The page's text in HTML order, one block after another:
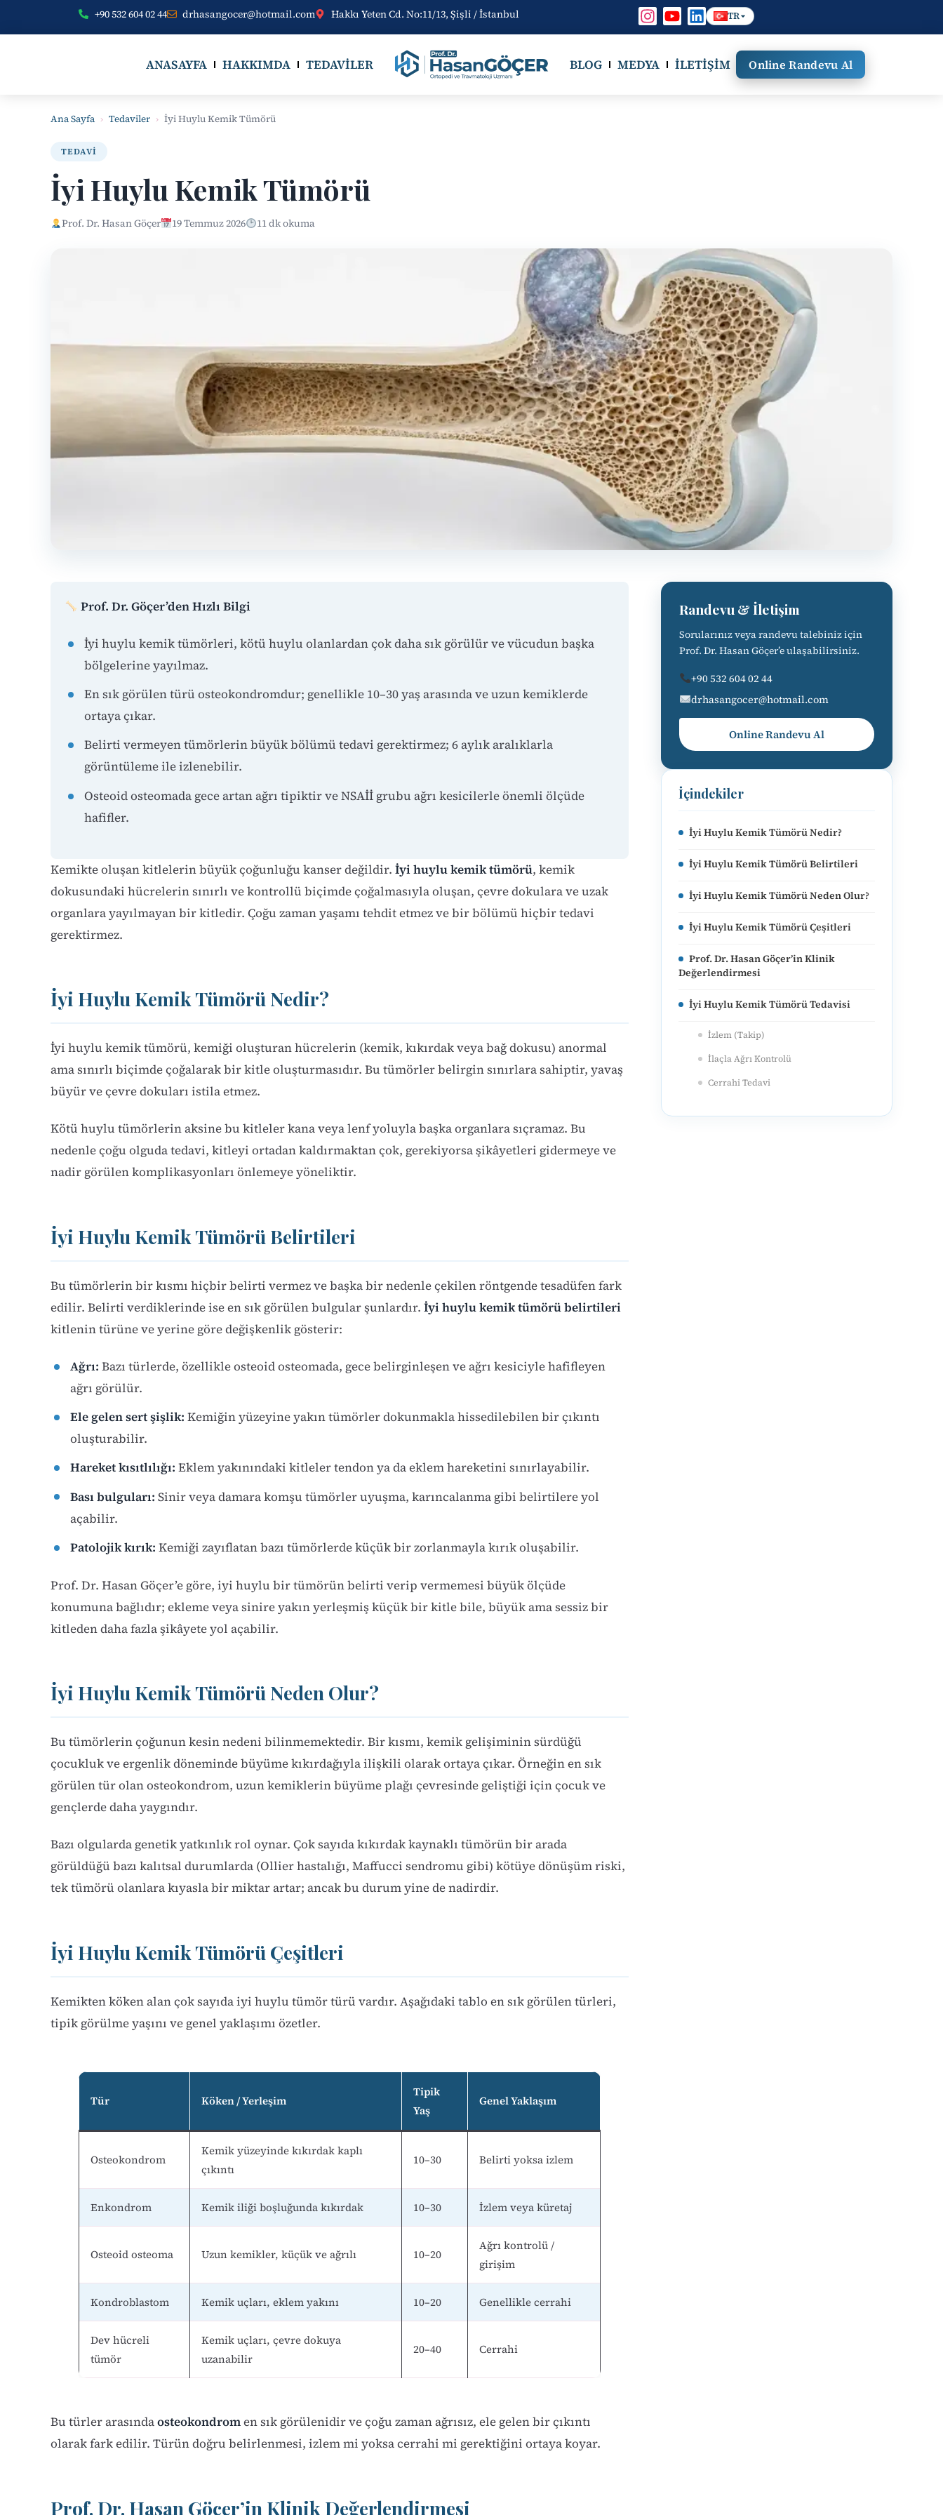
+90 532 604 02 44 drhasangocer@hotmail.com Hakkı Yeten Cd. No:11/13, Şişli / İstanbul TR
ANASAYFA HAKKIMDA TEDAVILER BLOG MEDYA İLETIŞIM Online Randevu Al
Ana Sayfa › Tedaviler › İyi Huylu Kemik Tümörü
TEDAVI
İyi Huylu Kemik Tümörü
Prof. Dr. Hasan Göçer 19 Temmuz 2026 11 dk okuma
Prof. Dr. Göçer’den Hızlı Bilgi
İyi huylu kemik tümörleri, kötü huylu olanlardan çok daha sık görülür ve vücudun başka
bölgelerine yayılmaz.
En sık görülen türü osteokondromdur; genellikle 10–30 yaş arasında ve uzun kemiklerde
ortaya çıkar.
Belirti vermeyen tümörlerin büyük bölümü tedavi gerektirmez; 6 aylık aralıklarla
görüntüleme ile izlenebilir.
Osteoid osteomada gece artan ağrı tipiktir ve NSAİİ grubu ağrı kesicilerle önemli ölçüde
hafifler.
Kemikte oluşan kitlelerin büyük çoğunluğu kanser değildir. İyi huylu kemik tümörü, kemik
dokusundaki hücrelerin sınırlı ve kontrollü biçimde çoğalmasıyla oluşan, çevre dokulara ve uzak
organlara yayılmayan bir kitledir. Çoğu zaman yaşamı tehdit etmez ve bir bölümü hiçbir tedavi
gerektirmez.
İyi Huylu Kemik Tümörü Nedir?
İyi huylu kemik tümörü, kemiği oluşturan hücrelerin (kemik, kıkırdak veya bağ dokusu) anormal
ama sınırlı biçimde çoğalarak bir kitle oluşturmasıdır. Bu tümörler belirgin sınırlara sahiptir, yavaş
büyür ve çevre dokuları istila etmez.
Kötü huylu tümörlerin aksine bu kitleler kana veya lenf yoluyla başka organlara sıçramaz. Bu
nedenle çoğu olguda tedavi, kitleyi ortadan kaldırmaktan çok, gerekiyorsa şikâyetleri gidermeye ve
nadir görülen komplikasyonları önlemeye yöneliktir.
İyi Huylu Kemik Tümörü Belirtileri
Bu tümörlerin bir kısmı hiçbir belirti vermez ve başka bir nedenle çekilen röntgende tesadüfen fark
edilir. Belirti verdiklerinde ise en sık görülen bulgular şunlardır. İyi huylu kemik tümörü belirtileri
kitlenin türüne ve yerine göre değişkenlik gösterir:
Ağrı: Bazı türlerde, özellikle osteoid osteomada, gece belirginleşen ve ağrı kesiciyle hafifleyen
ağrı görülür.
Ele gelen sert şişlik: Kemiğin yüzeyine yakın tümörler dokunmakla hissedilebilen bir çıkıntı
oluşturabilir.
Hareket kısıtlılığı: Eklem yakınındaki kitleler tendon ya da eklem hareketini sınırlayabilir.
Bası bulguları: Sinir veya damara komşu tümörler uyuşma, karıncalanma gibi belirtilere yol
açabilir.
Patolojik kırık: Kemiği zayıflatan bazı tümörlerde küçük bir zorlanmayla kırık oluşabilir.
Prof. Dr. Hasan Göçer’e göre, iyi huylu bir tümörün belirti verip vermemesi büyük ölçüde
konumuna bağlıdır; ekleme veya sinire yakın yerleşmiş küçük bir kitle bile, büyük ama sessiz bir
kitleden daha fazla şikâyete yol açabilir.
İyi Huylu Kemik Tümörü Neden Olur?
Bu tümörlerin çoğunun kesin nedeni bilinmemektedir. Bir kısmı, kemik gelişiminin sürdüğü
çocukluk ve ergenlik döneminde büyüme kıkırdağıyla ilişkili olarak ortaya çıkar. Örneğin en sık
görülen tür olan osteokondrom, uzun kemiklerin büyüme plağı çevresinde geliştiği için çocuk ve
gençlerde daha yaygındır.
Bazı olgularda genetik yatkınlık rol oynar. Çok sayıda kıkırdak kaynaklı tümörün bir arada
görüldüğü bazı kalıtsal durumlarda (Ollier hastalığı, Maffucci sendromu gibi) kötüye dönüşüm riski,
tek tümörü olanlara kıyasla bir miktar artar; ancak bu durum yine de nadirdir.
İyi Huylu Kemik Tümörü Çeşitleri
Kemikten köken alan çok sayıda iyi huylu tümör türü vardır. Aşağıdaki tablo en sık görülen türleri,
tipik görülme yaşını ve genel yaklaşımı özetler.
Tür Köken / Yerleşim
Tipik
Yaş
Genel Yaklaşım
Osteokondrom
Kemik yüzeyinde kıkırdak kaplı
çıkıntı
10–30 Belirti yoksa izlem
Enkondrom Kemik iliği boşluğunda kıkırdak 10–30 İzlem veya küretaj
Osteoid osteoma Uzun kemikler, küçük ve ağrılı 10–20
Ağrı kontrolü /
girişim
Kondroblastom Kemik uçları, eklem yakını 10–20 Genellikle cerrahi
Dev hücreli
tümör
Kemik uçları, çevre dokuya
uzanabilir
20–40 Cerrahi
Bu türler arasındaosteokondromen sık görülenidir ve çoğu zaman ağrısız, ele gelen bir çıkıntı
olarak fark edilir. Türün doğru belirlenmesi, izlem mi yoksa cerrahi mi gerektiğini ortaya koyar.
Prof. Dr. Hasan Göçer’in Klinik Değerlendirmesi
Randevu & İletişim
Sorularınız veya randevu talebiniz için
Prof. Dr. Hasan Göçer’e ulaşabilirsiniz.
+90 532 604 02 44
drhasangocer@hotmail.com
Online Randevu Al
İçindekiler
İyi Huylu Kemik Tümörü Nedir?
İyi Huylu Kemik Tümörü Belirtileri
İyi Huylu Kemik Tümörü Neden Olur?
İyi Huylu Kemik Tümörü Çeşitleri
Prof. Dr. Hasan Göçer’in Klinik
Değerlendirmesi
İyi Huylu Kemik Tümörü Tedavisi
İzlem (Takip)
İlaçla Ağrı Kontrolü
Cerrahi Tedavi